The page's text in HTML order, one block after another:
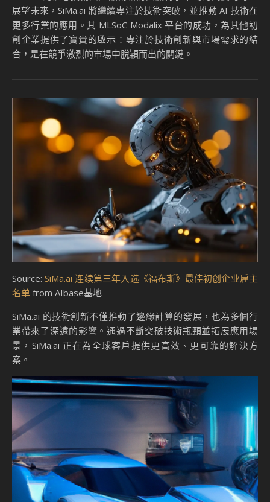
展望未來，SiMa.ai 將繼續專注於技術突破，並推動 AI 技術在
更多行業的應用。其 MLSoC Modalix 平台的成功，為其他初
創企業提供了寶貴的啟示：專注於技術創新與市場需求的結
合，是在競爭激烈的市場中脫穎而出的關鍵。
Source:SiMa.ai 连续第三年入选《福布斯》最佳初创企业雇主
名单 from AIbase基地
SiMa.ai 的技術創新不僅推動了邊緣計算的發展，也為多個行
業帶來了深遠的影響。通過不斷突破技術瓶頸並拓展應用場
景，SiMa.ai 正在為全球客戶提供更高效、更可靠的解決方
案。